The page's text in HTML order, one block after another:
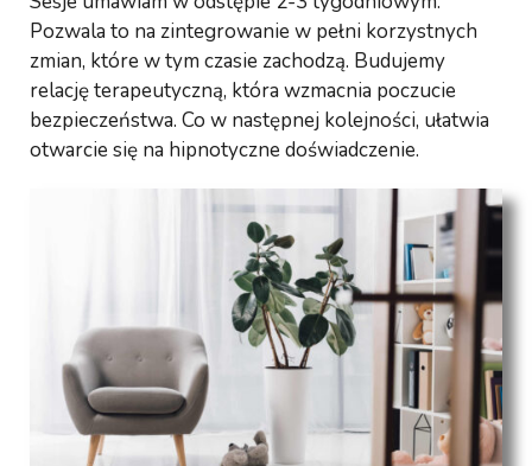
Pozwala to na zintegrowanie w pełni korzystnych
zmian, które w tym czasie zachodzą. Budujemy
relację terapeutyczną, która wzmacnia poczucie
bezpieczeństwa. Co w następnej kolejności, ułatwia
otwarcie się na hipnotyczne doświadczenie.